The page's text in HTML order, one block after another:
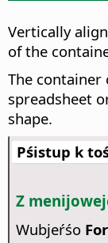
Vertically
of the
The container
spreadsheet
shape.
Pśistup k
Z
Wubjeŕśo